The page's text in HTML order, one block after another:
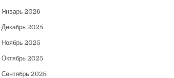
Январь 2026
Декабрь 2025
Ноябрь 2025
Октябрь 2025
Сентябрь 2025